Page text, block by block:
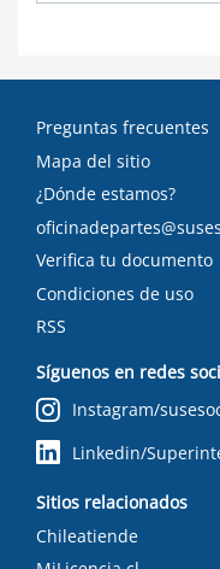
Preguntas frecuentes
Mapa del sitio
¿Dónde estamos?
Verifica tu documento
Condiciones de uso
RSS
Síguenos en redes
Instagram/
Linkedin/
Sitios relacionados
Chileatiende